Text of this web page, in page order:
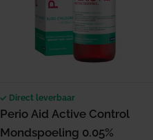
Direct leverbaar
Perio Aid Active Control
Mondspoeling 0.05%